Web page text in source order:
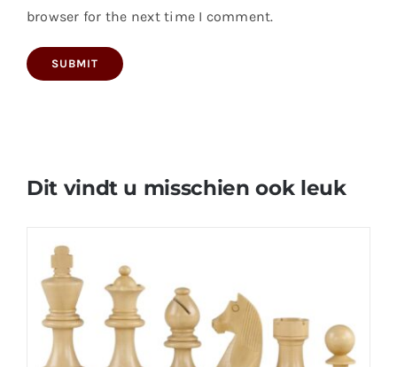
browser for the next time I comment.
Dit vindt u misschien ook leuk